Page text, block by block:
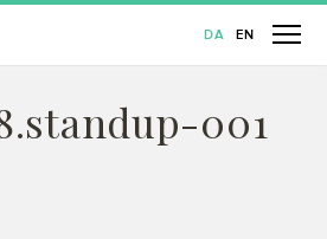
DA EN
001